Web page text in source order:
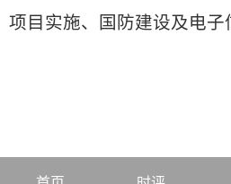
项目实施、国防建设及电子